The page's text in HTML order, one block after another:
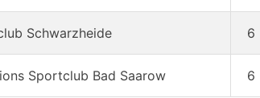
Schwarzheide 6
Sportclub Bad Saarow 6